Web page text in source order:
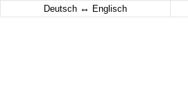
Deutsch ↔ Englisch